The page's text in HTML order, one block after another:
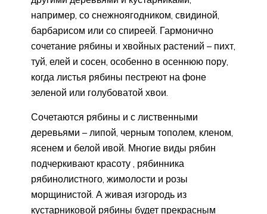
например, со снежноягодником, свидиной,
барбарисом или со спиреей. Гармонично
сочетание рябины и хвойных растений – пихт,
туй, елей и сосен, особенно в осеннюю пору,
когда листья рябины пестреют на фоне
зеленой или голубоватой хвои.
Сочетаются рябины и с лиственными
деревьями – липой, черным тополем, кленом,
ясенем и белой ивой. Многие виды рябин
подчеркивают красоту , рябинника
рябинолистного, жимолости и розы
морщинистой. А живая изгородь из
кустарниковой рябины будет прекрасным